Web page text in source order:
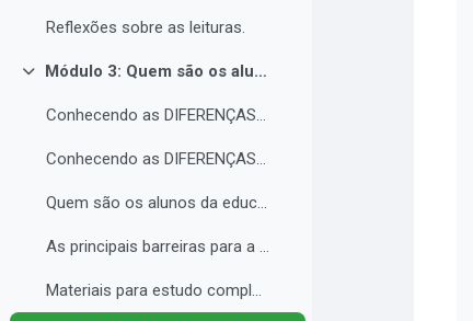
Reflexões sobre as leituras.
Contrair
Módulo 3: Quem são os alunos da educação inclusiva.
Conhecendo as DIFERENÇAS para promover a IGUALDADE com EQUIDADE.
Conhecendo as DIFERENÇAS para promover a IGUALDADE com EQUIDADE.
Quem são os alunos da educação inclusiva.
As principais barreiras para a inclusão.
Materiais para estudo complementar - Módulo 3.